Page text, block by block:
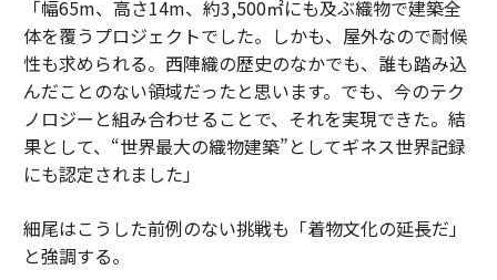
「幅65m、高さ14m、約3,500㎡にも及ぶ織物で建築全
体を覆うプロジェクトでした。しかも、屋外なので耐候
性も求められる。西陣織の歴史のなかでも、誰も踏み込
んだことのない領域だったと思います。でも、今のテク
ノロジーと組み合わせることで、それを実現できた。結
果として、“世界最大の織物建築”としてギネス世界記録
にも認定されました」
細尾はこうした前例のない挑戦も「着物文化の延長だ」
と強調する。